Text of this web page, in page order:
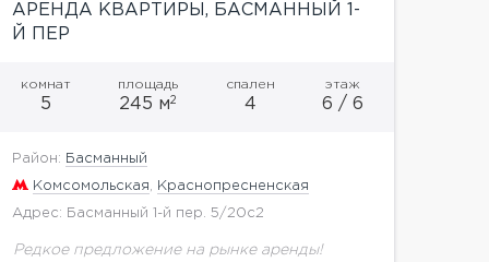
АРЕНДА КВАРТИРЫ, БАСМАННЫЙ 1-
Й ПЕР
комнат
5
площадь
245 м2
спален
4
этаж
6 / 6
Район: Басманный
Комсомольская Краснопресненская
Адрес: Басманный 1-й пер. 5/20с2
Редкое предложение на рынке аренды!